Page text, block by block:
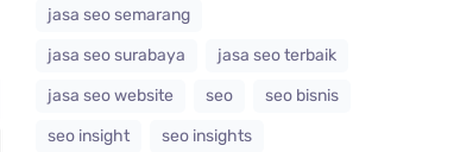
jasa seo semarang
jasa seo surabaya
jasa seo terbaik
jasa seo website
seo
seo bisnis
seo insight
seo insights